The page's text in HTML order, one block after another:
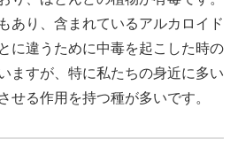
あり、含まれているアルカロイド
に違うために中毒を起こした時の
ますが、特に私たちの身近に多い
せる作用を持つ種が多いです。